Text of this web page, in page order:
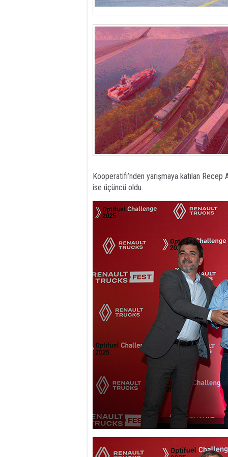
Kooperatifi’nden yarışmaya katılan
ise üçüncü oldu.